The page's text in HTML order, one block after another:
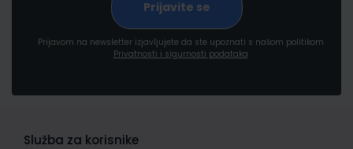
Prijavom na newsletter izjavljujete da ste upoznati s našom politikom
Privatnosti i sigurnosti podataka
Služba za korisnike